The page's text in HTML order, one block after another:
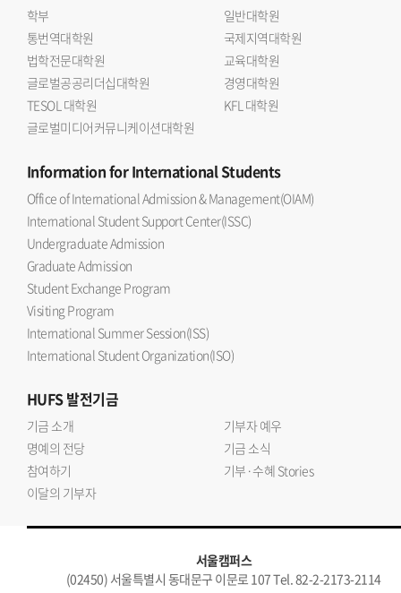
학부
일반대학원
통번역대학원
국제지역대학원
법학전문대학원
교육대학원
글로벌공공리더십대학원
경영대학원
TESOL 대학원
KFL 대학원
글로벌미디어커뮤니케이션대학원
Informationfor International Students
Office of International Admission & Management(OIAM)
International Student Support Center(ISSC)
Undergraduate Admission
Graduate Admission
Student Exchange Program
Visiting Program
International Summer Session(ISS)
International Student Organization(ISO)
HUFS발전기금
기금 소개
기부자 예우
명예의 전당
기금 소식
참여하기
기부·수혜 Stories
이달의 기부자
서울캠퍼스
(02450) 서울특별시 동대문구 이문로 107 Tel. 82-2-2173-2114